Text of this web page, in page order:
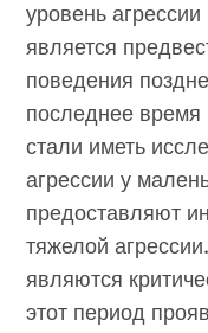
уровень
является
поведения
последнее время
стали иметь
агрессии у
предоставляют
тяжелой
являются
этот период